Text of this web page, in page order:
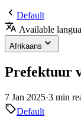
Default
Available
Afrikaans
Prefektuur
7 Jan 2025·3 min
Default